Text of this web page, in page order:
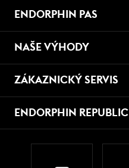
ENDORPHIN PAS
NAŠE VÝHODY
ZÁKAZNICKÝ SERVIS
ENDORPHIN REPUBLIC